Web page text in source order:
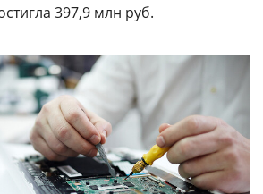
397,9 млн руб.